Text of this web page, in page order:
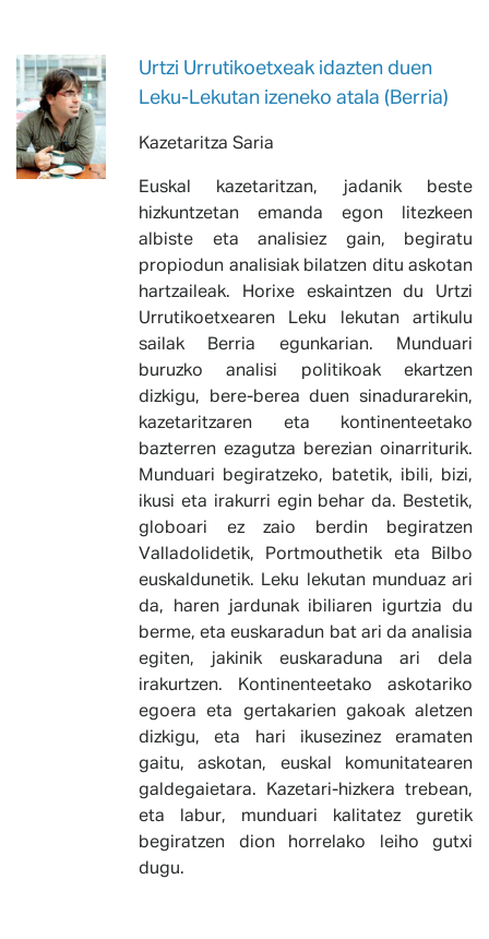
Urtzi Urrutikoetxeak idazten duen
Leku-Lekutan izeneko atala (Berria)
Kazetaritza Saria
Euskal kazetaritzan, jadanik beste
hizkuntzetan emanda egon litezkeen
albiste eta analisiez gain, begiratu
propiodun analisiak bilatzen ditu askotan
hartzaileak. Horixe eskaintzen du Urtzi
Urrutikoetxearen Leku lekutan artikulu
sailak Berria egunkarian. Munduari
buruzko analisi politikoak ekartzen
dizkigu, bere-berea duen sinadurarekin,
kazetaritzaren eta kontinenteetako
bazterren ezagutza berezian oinarriturik.
Munduari begiratzeko, batetik, ibili, bizi,
ikusi eta irakurri egin behar da. Bestetik,
globoari ez zaio berdin begiratzen
Valladolidetik, Portmouthetik eta Bilbo
euskaldunetik. Leku lekutan munduaz ari
da, haren jardunak ibiliaren igurtzia du
berme, eta euskaradun bat ari da analisia
egiten, jakinik euskaraduna ari dela
irakurtzen. Kontinenteetako askotariko
egoera eta gertakarien gakoak aletzen
dizkigu, eta hari ikusezinez eramaten
gaitu, askotan, euskal komunitatearen
galdegaietara. Kazetari-hizkera trebean,
eta labur, munduari kalitatez guretik
begiratzen dion horrelako leiho gutxi
dugu.